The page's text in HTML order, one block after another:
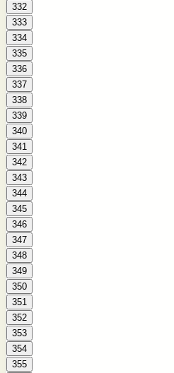
332
333
334
335
336
337
338
339
340
341
342
343
344
345
346
347
348
349
350
351
352
353
354
355